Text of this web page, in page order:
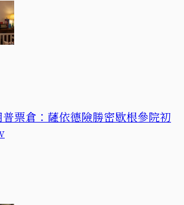
票倉：薩依德險勝密歇根參院初